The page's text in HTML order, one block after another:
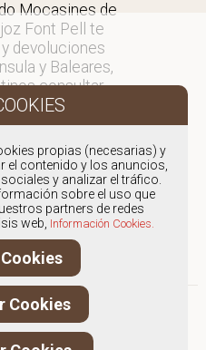
Mocasines de
Font Pell te
devoluciones
y Baleares,
consultar
gestionados
entregarán en
los pedidos
de semana, el
a partir del
propias (necesarias) y
el contenido y los anuncios,
y analizar el tráfico.
sobre el uso que
partners de redes
web, Información Cookies.
Cookies